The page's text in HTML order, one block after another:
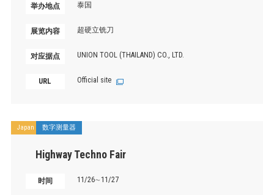
举办地点 泰国
展览内容 超硬立铣刀
对应据点 UNION TOOL (THAILAND) CO., LTD.
URL Official site
Japan 数字测量器
Highway Techno Fair
时间 11/26∼11/27